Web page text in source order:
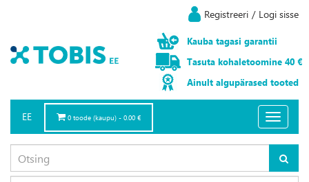
Registreeri / Logi sisse
Kauba tagasi garantii
Tasuta kohaletoomine 40 €
Ainult algupärased tooted
Toggle
0 toode (kaupu) - 0.00 €
EE